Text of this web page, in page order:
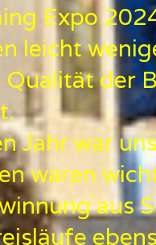
Expo
leicht
Qualität der
Jahr war
waren
aus